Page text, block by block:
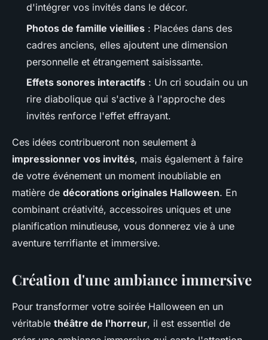
d'intégrer vos invités dans le décor.
Photos de famille vieillies : Placées dans des
cadres anciens, elles ajoutent une dimension
personnelle et étrangement saisissante.
Effets sonores interactifs : Un cri soudain ou un
rire diabolique qui s'active à l'approche des
invités renforce l'effet effrayant.
Ces idées contribueront non seulement à
impressionner vos invités, mais également à faire
de votre événement un moment inoubliable en
matière de décorations originales Halloween. En
combinant créativité, accessoires uniques et une
planification minutieuse, vous donnerez vie à une
aventure terrifiante et immersive.
Création d'une ambiance immersive
Pour transformer votre soirée Halloween en un
véritable théâtre de l'horreur, il est essentiel de